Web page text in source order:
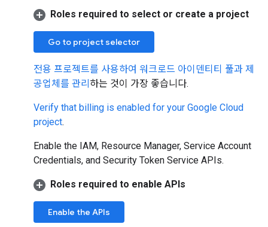
Roles required to select or create a project
Go to project selector
전용 프로젝트를 사용하여 워크로드 아이덴티티 풀과 제
공업체를 관리 하는 것이 가장 좋습니다.
Verify that billing is enabled for your Google Cloud
project.
Enable the IAM, Resource Manager, Service Account
Credentials, and Security Token Service APIs.
Roles required to enable APIs
Enable the APIs